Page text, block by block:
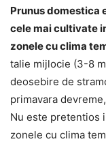
Prunus domestica
cele mai cultivate
zonele cu clima
talie mijlocie (3-8
deosebire de
primavara
Nu este pretentios
zonele cu clima